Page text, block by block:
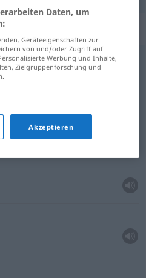
"ulei"
Daten, um
Geräteeigenschaften zur
von und/oder Zugriff auf
Werbung und Inhalte,
Zielgruppenforschung und
Akzeptieren